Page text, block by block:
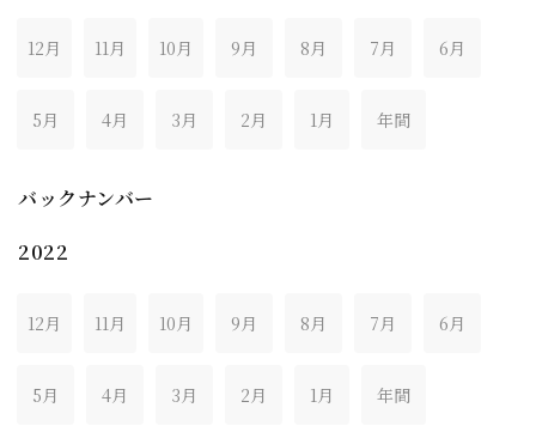
12月 11月 10月 9月 8月 7月 6月
5月 4月 3月 2月 1月 年間
バックナンバー
2022
12月 11月 10月 9月 8月 7月 6月
5月 4月 3月 2月 1月 年間